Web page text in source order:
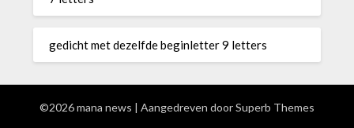
gedicht met dezelfde beginletter 9 letters
©2026 mana news | Aangedreven doorSuperb Themes